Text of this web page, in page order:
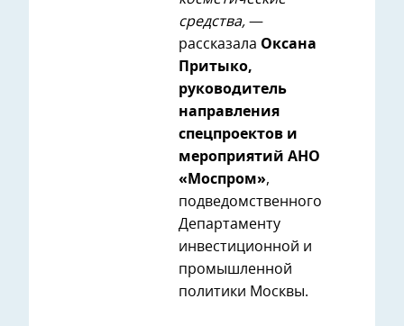
средства, —
рассказала Оксана
Притыко,
руководитель
направления
спецпроектов и
мероприятий АНО
«Моспром»,
подведомственного
Департаменту
инвестиционной и
промышленной
политики Москвы.